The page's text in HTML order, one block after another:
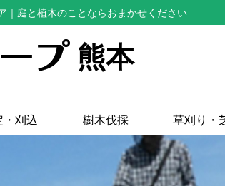
｜庭と植木のことならおまかせください
熊本
・刈込 樹木伐採 草刈り・